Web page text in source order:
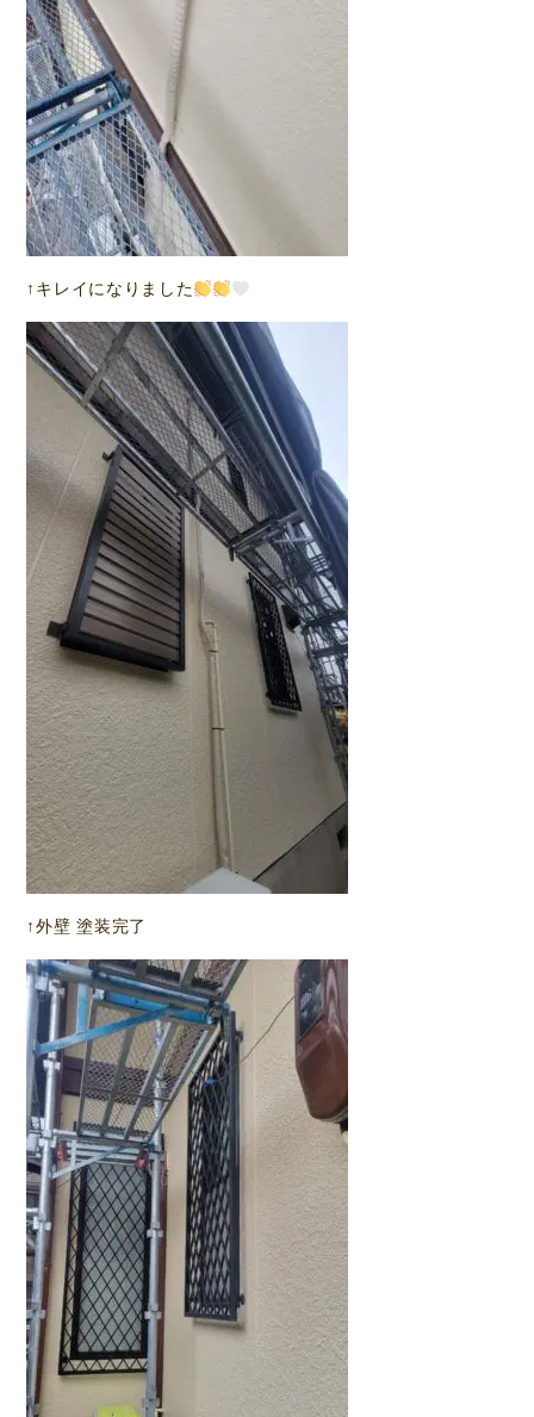
↑キレイになりました
↑外壁 塗装完了